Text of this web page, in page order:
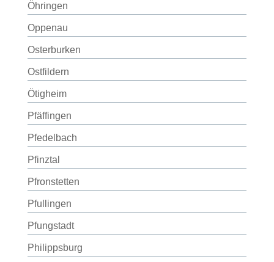
Öhringen
Oppenau
Osterburken
Ostfildern
Ötigheim
Pfäffingen
Pfedelbach
Pfinztal
Pfronstetten
Pfullingen
Pfungstadt
Philippsburg